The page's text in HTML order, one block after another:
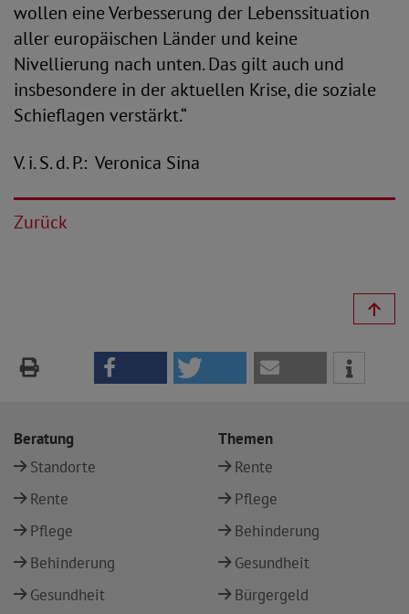
wollen eine Verbesserung der Lebenssituation
aller europäischen Länder und keine
Nivellierung nach unten. Das gilt auch und
insbesondere in der aktuellen Krise, die soziale
Schieflagen verstärkt.“
V. i. S. d. P.: Veronica Sina
Zurück
Beratung
Standorte
Rente
Pflege
Behinderung
Gesundheit
Themen
Rente
Pflege
Behinderung
Gesundheit
Bürgergeld